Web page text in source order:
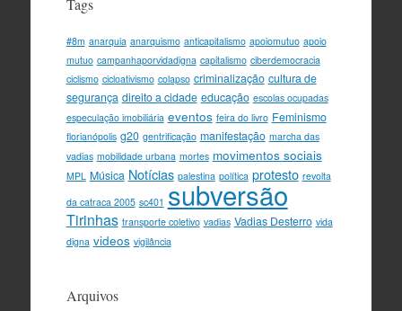
#8m anarquia anarquismo anticapitalismo apoiomutuo apoio
mutuo campanhaporvidadigna capitalismo ciberdemocracia
ciclismo cicloativismo colapso criminalização cultura de
segurança direito a cidade educação escolas ocupadas
especulação imobiliária eventos feira do livro Feminismo
florianópolis g20 gentrificação manifestação marcha das
vadias mobilidade urbana mortes movimentos sociais
MPL Música Notícias palestina política protesto revolta
da catraca 2005 sc401 subversão
Tirinhas transporte coletivo vadias Vadias Desterro vida
digna videos vigilância
Arquivos